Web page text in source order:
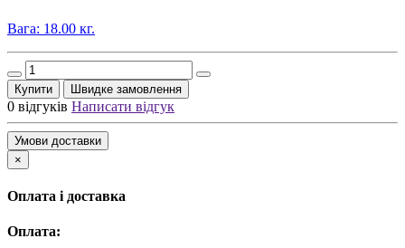
Вага: 18.00 кг.
Купити Швидке замовлення
0 відгуків Написати відгук
Умови доставки
×
Оплата і доставка
Оплата: